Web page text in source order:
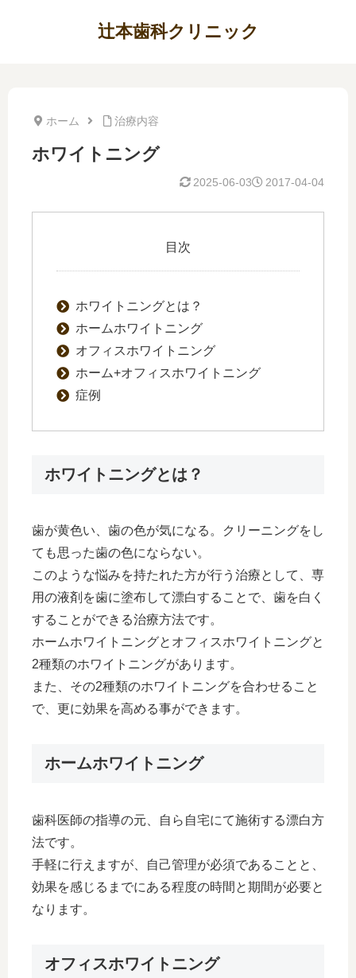
辻本歯科クリニック
ホーム 治療内容
ホワイトニング
2017-04-04
2025-06-03
目次
ホワイトニングとは？
ホームホワイトニング
オフィスホワイトニング
ホーム+オフィスホワイトニング
症例
ホワイトニングとは？
歯が黄色い、歯の色が気になる。クリーニングをし
ても思った歯の色にならない。
このような悩みを持たれた方が行う治療として、専
用の液剤を歯に塗布して漂白することで、歯を白く
することができる治療方法です。
ホームホワイトニングとオフィスホワイトニングと
2種類のホワイトニングがあります。
また、その2種類のホワイトニングを合わせること
で、更に効果を高める事ができます。
ホームホワイトニング
歯科医師の指導の元、自ら自宅にて施術する漂白方
法です。
手軽に行えますが、自己管理が必須であることと、
効果を感じるまでにある程度の時間と期間が必要と
なります。
オフィスホワイトニング